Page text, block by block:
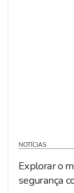
NOTÍCIAS
Explorar o
segurança